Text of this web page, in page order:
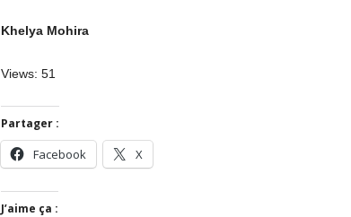
Khelya Mohira
Views: 51
Partager :
Facebook X
J’aime ça :